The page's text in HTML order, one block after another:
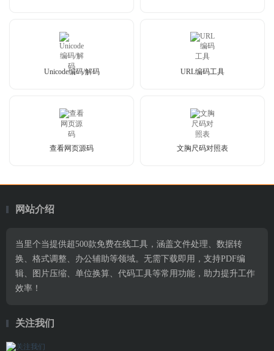
Unicode编码/解码 URL编码工具
查看网页源码 文胸尺码对照表
网站介绍
当里个当提供超500款免费在线工具，涵盖文件处理、数据转
换、格式调整、办公辅助等领域。无需下载即用，支持PDF编
辑、图片压缩、单位换算、代码工具等常用功能，助力提升工作
效率！
关注我们